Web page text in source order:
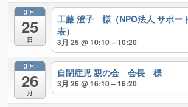
3月
25
日
工藤 澄子 様（NPO法人 サポ
表）
3月 25 @ 10:10 – 10:20
3月
26
月
自閉症児 親の会 会長 様
3月 26 @ 16:10 – 16:20